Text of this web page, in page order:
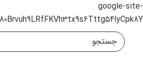
google-site-